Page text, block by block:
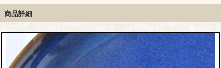
商品詳細